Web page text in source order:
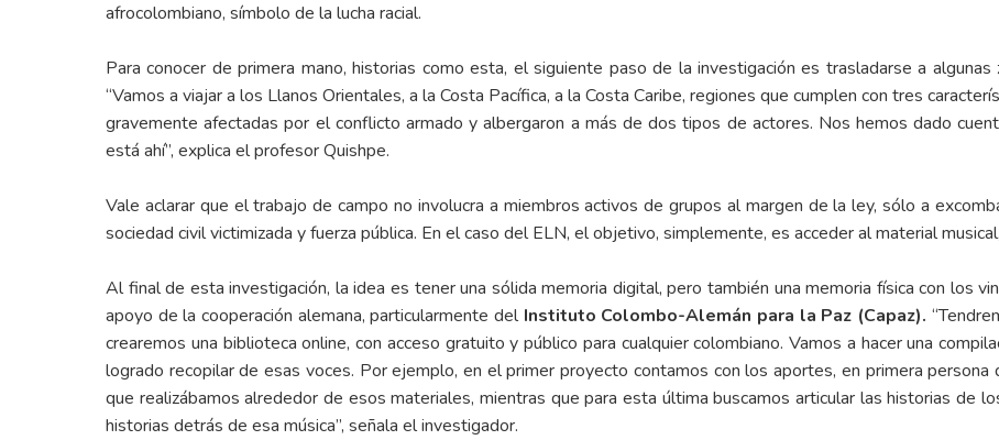
afrocolombiano, símbolo de la lucha racial.
Para conocer de primera mano, historias como esta, el siguiente paso de la investigación es trasladarse a
“Vamos a viajar a los Llanos Orientales, a la Costa Pacífica, a la Costa Caribe, regiones que cumplen con tres
gravemente afectadas por el conflicto armado y albergaron a más de dos tipos de actores. Nos hemos dado
está ahí”, explica el profesor Quishpe.
Vale aclarar que el trabajo de campo no involucra a miembros activos de grupos al margen de la ley, sólo a
sociedad civil victimizada y fuerza pública. En el caso del ELN, el objetivo, simplemente, es acceder al material
Al final de esta investigación, la idea es tener una sólida memoria digital, pero también una memoria física con los
apoyo de la cooperación alemana, particularmente del Instituto Colombo-Alemán para la Paz (Capaz).
crearemos una biblioteca online, con acceso gratuito y público para cualquier colombiano. Vamos a hacer una
logrado recopilar de esas voces. Por ejemplo, en el primer proyecto contamos con los aportes, en primera
que realizábamos alrededor de esos materiales, mientras que para esta última buscamos articular las historias de
historias detrás de esa música”, señala el investigador.